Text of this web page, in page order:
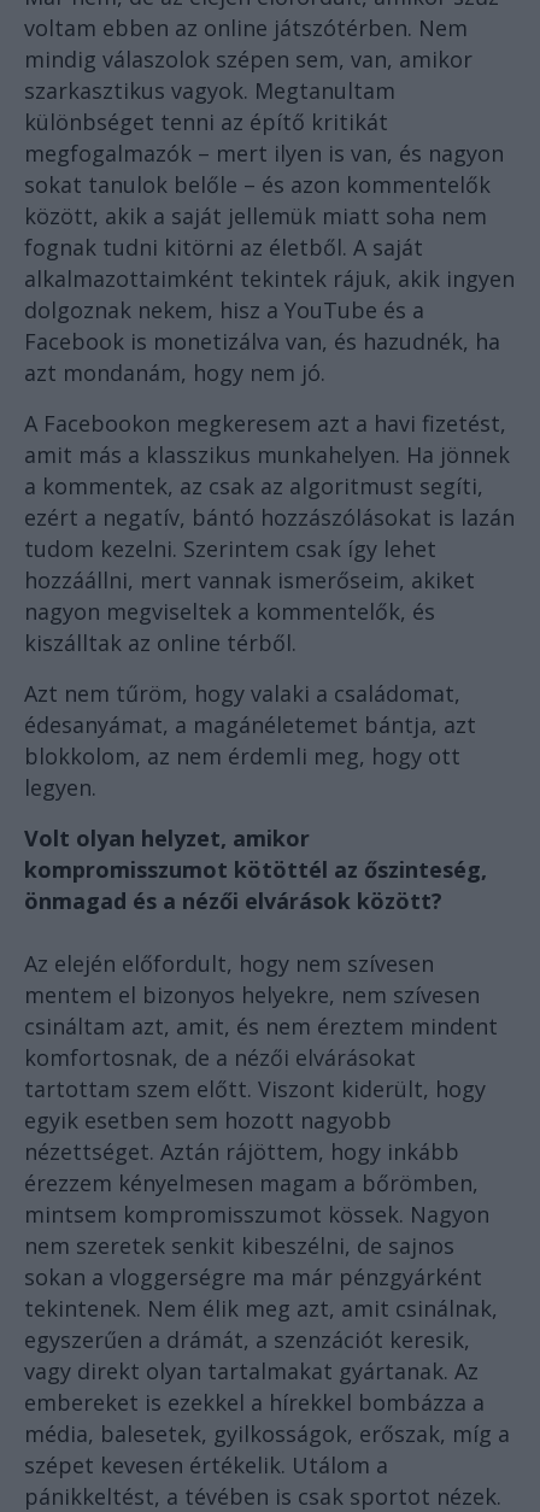
voltam ebben az online játszótérben. Nem
mindig válaszolok szépen sem, van, amikor
szarkasztikus vagyok. Megtanultam
különbséget tenni az építő kritikát
megfogalmazók – mert ilyen is van, és nagyon
sokat tanulok belőle – és azon kommentelők
között, akik a saját jellemük miatt soha nem
fognak tudni kitörni az életből. A saját
alkalmazottaimként tekintek rájuk, akik ingyen
dolgoznak nekem, hisz a YouTube és a
Facebook is monetizálva van, és hazudnék, ha
azt mondanám, hogy nem jó.
A Facebookon megkeresem azt a havi fizetést,
amit más a klasszikus munkahelyen. Ha jönnek
a kommentek, az csak az algoritmust segíti,
ezért a negatív, bántó hozzászólásokat is lazán
tudom kezelni. Szerintem csak így lehet
hozzáállni, mert vannak ismerőseim, akiket
nagyon megviseltek a kommentelők, és
kiszálltak az online térből.
Azt nem tűröm, hogy valaki a családomat,
édesanyámat, a magánéletemet bántja, azt
blokkolom, az nem érdemli meg, hogy ott
legyen.
Volt olyan helyzet, amikor
kompromisszumot kötöttél az őszinteség,
önmagad és a nézői elvárások között?
Az elején előfordult, hogy nem szívesen
mentem el bizonyos helyekre, nem szívesen
csináltam azt, amit, és nem éreztem mindent
komfortosnak, de a nézői elvárásokat
tartottam szem előtt. Viszont kiderült, hogy
egyik esetben sem hozott nagyobb
nézettséget. Aztán rájöttem, hogy inkább
érezzem kényelmesen magam a bőrömben,
mintsem kompromisszumot kössek. Nagyon
nem szeretek senkit kibeszélni, de sajnos
sokan a vloggerségre ma már pénzgyárként
tekintenek. Nem élik meg azt, amit csinálnak,
egyszerűen a drámát, a szenzációt keresik,
vagy direkt olyan tartalmakat gyártanak. Az
embereket is ezekkel a hírekkel bombázza a
média, balesetek, gyilkosságok, erőszak, míg a
szépet kevesen értékelik. Utálom a
pánikkeltést, a tévében is csak sportot nézek.